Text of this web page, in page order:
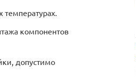
компонентов
допустимо